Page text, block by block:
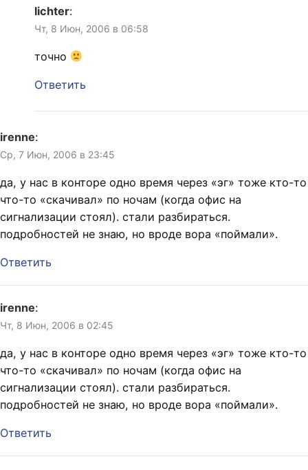
lichter:
Чт, 8 Июн, 2006 в 06:58
точно
Ответить
irenne:
Ср, 7 Июн, 2006 в 23:45
да, у нас в конторе одно время через «эг» тоже кто-то
что-то «скачивал» по ночам (когда офис на
сигнализации стоял). стали разбираться.
подробностей не знаю, но вроде вора «поймали».
Ответить
irenne:
Чт, 8 Июн, 2006 в 02:45
да, у нас в конторе одно время через «эг» тоже кто-то
что-то «скачивал» по ночам (когда офис на
сигнализации стоял). стали разбираться.
подробностей не знаю, но вроде вора «поймали».
Ответить